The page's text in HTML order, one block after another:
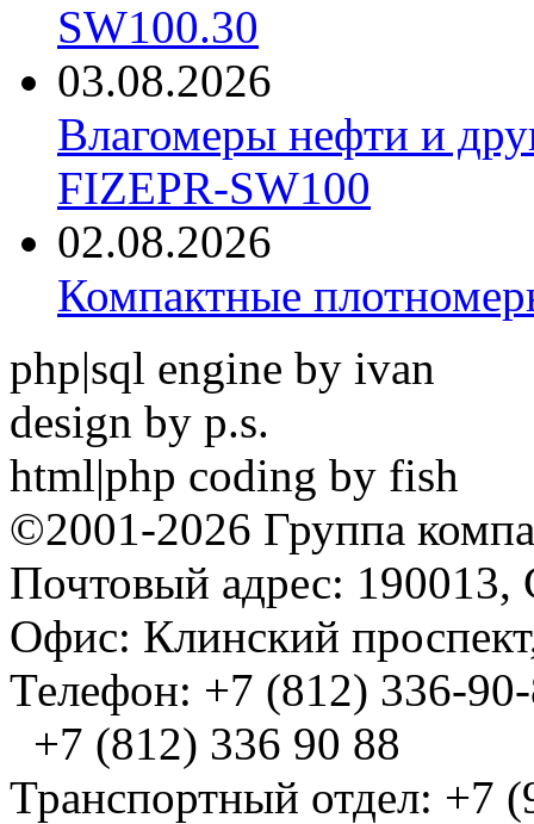
SW100.30
03.08.2026
Влагомеры нефти и
FIZEPR-SW100
02.08.2026
Компактные
php|sql engine by ivan
design by p.s.
html|php coding by fish
©2001-2026 Группа
Почтовый адрес: 190013,
Офис: Клинский
Телефон: +7 (812) 336-
+7 (812) 336 90 88
Транспортный отдел: +7